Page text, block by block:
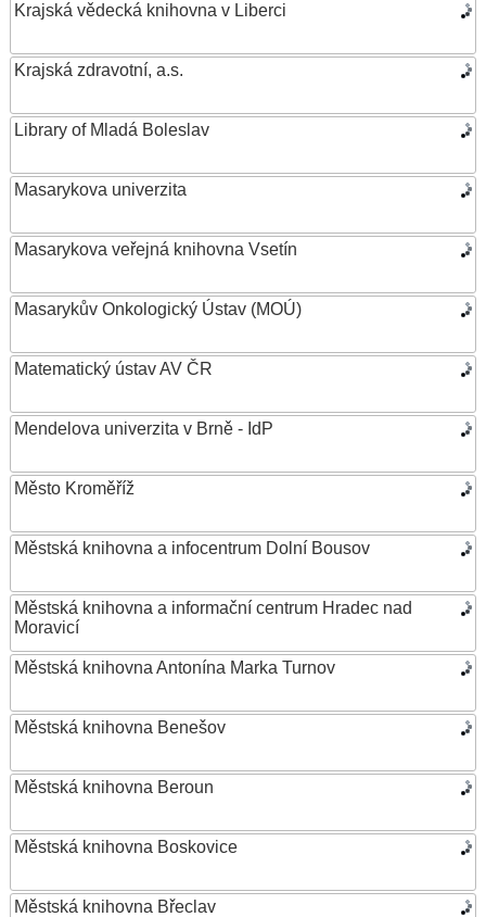
Krajská vědecká knihovna v Liberci
Krajská zdravotní, a.s.
Library of Mladá Boleslav
Masarykova univerzita
Masarykova veřejná knihovna Vsetín
Masarykův Onkologický Ústav (MOÚ)
Matematický ústav AV ČR
Mendelova univerzita v Brně - IdP
Město Kroměříž
Městská knihovna a infocentrum Dolní Bousov
Městská knihovna a informační centrum Hradec nad
Moravicí
Městská knihovna Antonína Marka Turnov
Městská knihovna Benešov
Městská knihovna Beroun
Městská knihovna Boskovice
Městská knihovna Břeclav